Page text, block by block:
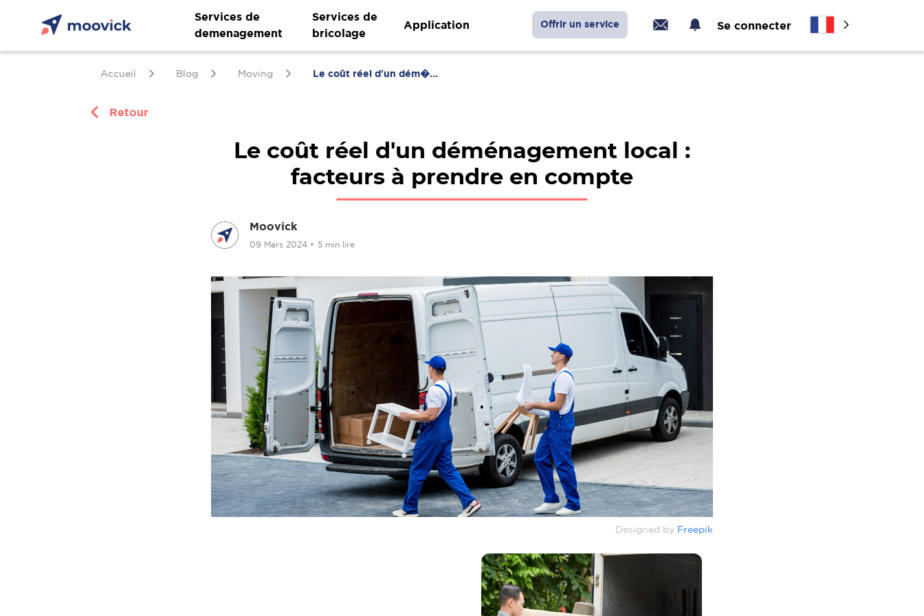
Services de
demenagement
Services de
bricolage
Application Offrir un service Se connecter
Accueil Blog Moving Le coût réel d'un dém�...
Retour
Le coût réel d'un déménagement local :
facteurs à prendre en compte
Moovick
09 Mars 2024 • 5 min lire
Designed by Freepik